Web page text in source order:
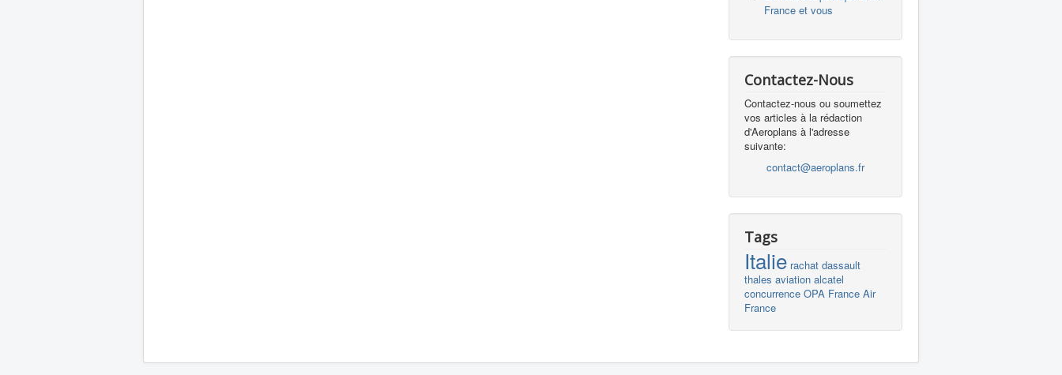
France et vous
Contactez-Nous
Contactez-nous ou soumettez
vos articles à la rédaction
d'Aeroplans à l'adresse
suivante:
contact@aeroplans.fr
Tags
Italie rachat dassault
thales aviation alcatel
concurrence OPA France Air
France